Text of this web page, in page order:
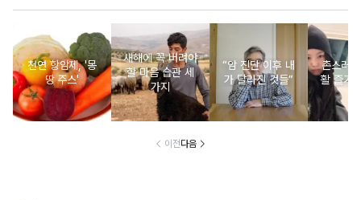
천연 항암제, '몽
땅 주스'
새해에 꼭 버려야
할 마음 습관 세
가지
“암 진단 이후 내
가 달라진 것들”
촌스러
활 즐기
이전다음